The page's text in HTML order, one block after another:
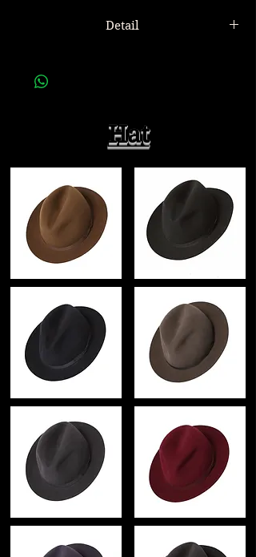
世界最古の帽子屋
プリンス・オブ・ウェールズ殿下、エデ
の称号を持ち
古くは、ネルソン提督、チャーチル首
チャップリン、オスカーワイルド、ダイ
アナ元皇太子妃、
ジョン・レノンなど
国内では、梨花など
数々の名だたる著名人を顧客に持つ
英国王室御用達の帽子ブランドです。
Detail
James Lock & Co. Doo-wop pork pie
素材
ブリム(つば) 4.5cm
クラウン(高さ) 9cm
イギリス
洗濯はお避け下さい。
モニターの発色の具合によって実際のも
のと色が異なる場合がございます。
Hat